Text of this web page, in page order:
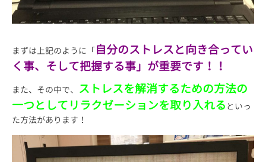
まずは上記のように「自分のストレスと向き合ってい
く事、そして把握する事」が重要です！！
また、その中で、 ストレスを解消するための方法の
一つとしてリラクゼーションを取り入れる といっ
た方法があります！